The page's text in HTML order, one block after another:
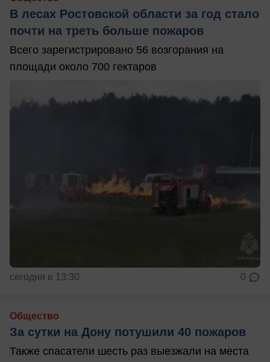
В лесах Ростовской области за год стало
почти на треть больше пожаров
Всего зарегистрировано 56 возгорания на
площади около 700 гектаров
сегодня в 13:30 0
Общество
За сутки на Дону потушили 40 пожаров
Также спасатели шесть раз выезжали на места